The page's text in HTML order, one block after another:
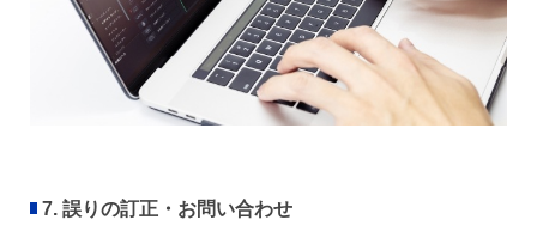
7. 誤りの訂正・お問い合わせ